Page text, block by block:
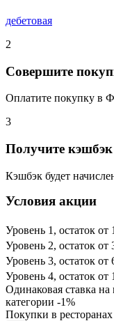
дебетовая
2
Совершите
Оплатите покупку в
3
Получите кэшбэк
Кэшбэк будет
Условия акции
Уровень 1, остаток от
Уровень 2, остаток от
Уровень 3, остаток от
Уровень 4, остаток от
Одинаковая ставка
категории -1%
Покупки в